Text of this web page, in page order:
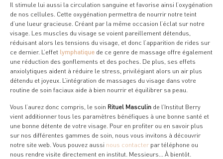
Il stimule lui aussi la circulation sanguine et favorise ainsi l’oxygénation
de nos cellules. Cette oxygénation permettra de nourrir notre teint
d’une lueur gracieuse. Créant par la même occasion l’éclat sur notre
visage. Les muscles du visage se voient pareillement détendus,
réduisant alors les tensions du visage, et donc l’apparition de rides sur
ce dernier. L’effet lymphatique de ce genre de massage offre également
une réduction des gonflements et des poches. De plus, ses effets
anxiolytiques aident à réduire le stress, privilégiant alors un air plus
détendu et joyeux. L’intégration de massages du visage dans votre
routine de soin faciaux aide à bien nourrir et équilibrer sa peau.
Vous l’aurez donc compris, le soin Rituel Masculin de l’Institut Berry
vient additionner tous les paramètres bénéfiques à une bonne santé et
une bonne détente de votre visage. Pour en profiter ou en savoir plus
sur nos différentes gammes de soin, nous vous invitons à découvrir
notre site web. Vous pouvez aussi nous contacter par téléphone ou
nous rendre visite directement en institut. Messieurs… À bientôt.